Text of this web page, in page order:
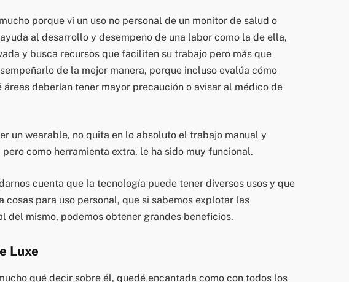
porque vi un uso no personal de un monitor de salud o
al desarrollo y desempeño de una labor como la de ella,
y busca recursos que faciliten su trabajo pero más que
de la mejor manera, porque incluso evalúa cómo
deberían tener mayor precaución o avisar al médico de
un wearable, no quita en lo absoluto el trabajo manual y
como herramienta extra, le ha sido muy funcional.
cuenta que la tecnología puede tener diversos usos y que
cosas para uso personal, que si sabemos explotar las
del mismo, podemos obtener grandes beneficios.
Luxe
qué decir sobre él, quedé encantada como con todos los